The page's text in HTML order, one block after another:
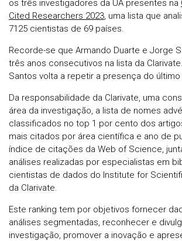
os três investigadores da UA presentes na
Cited Researchers 2023, uma lista que
7125 cientistas de 69 países.
Recorde-se que Armando Duarte e Jorge
três anos consecutivos na lista da
Santos volta a repetir a presença do último
Da responsabilidade da Clarivate, uma
área da investigação, a lista de nomes
classificados no top 1 por cento dos
mais citados por área científica e ano de
índice de citações da Web of Science,
análises realizadas por especialistas em
cientistas de dados do Institute for
da Clarivate.
Este ranking tem por objetivos fornecer
análises segmentadas, reconhecer e
investigação, promover a inovação e